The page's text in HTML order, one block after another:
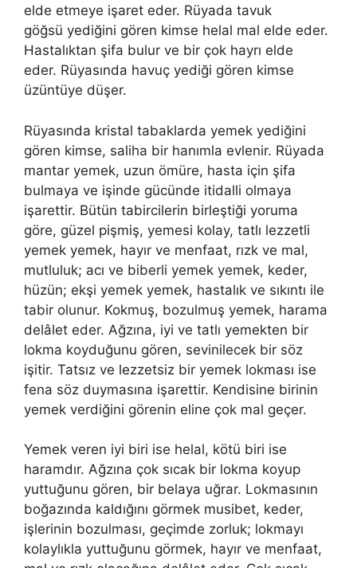
elde etmeye işaret eder. Rüyada tavuk
göğsü yediğini gören kimse helal mal elde eder.
Hastalıktan şifa bulur ve bir çok hayrı elde
eder. Rüyasında havuç yediği gören kimse
üzüntüye düşer.
Rüyasında kristal tabaklarda yemek yediğini
gören kimse, saliha bir hanımla evlenir. Rüyada
mantar yemek, uzun ömüre, hasta için şifa
bulmaya ve işinde gücünde itidalli olmaya
işarettir. Bütün tabircilerin birleştiği yoruma
göre, güzel pişmiş, yemesi kolay, tatlı lezzetli
yemek yemek, hayır ve menfaat, rızk ve mal,
mutluluk; acı ve biberli yemek yemek, keder,
hüzün; ekşi yemek yemek, hastalık ve sıkıntı ile
tabir olunur. Kokmuş, bozulmuş yemek, harama
delâlet eder. Ağzına, iyi ve tatlı yemekten bir
lokma koyduğunu gören, sevinilecek bir söz
işitir. Tatsız ve lezzetsiz bir yemek lokması ise
fena söz duymasına işarettir. Kendisine birinin
yemek verdiğini görenin eline çok mal geçer.
Yemek veren iyi biri ise helal, kötü biri ise
haramdır. Ağzına çok sıcak bir lokma koyup
yuttuğunu gören, bir belaya uğrar. Lokmasının
boğazında kaldığını görmek musibet, keder,
işlerinin bozulması, geçimde zorluk; lokmayı
kolaylıkla yuttuğunu görmek, hayır ve menfaat,